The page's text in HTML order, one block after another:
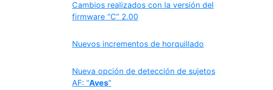
Cambios realizados con la versión del
firmware “C” 2.00
Nuevos incrementos de horquillado
Nueva opción de detección de sujetos
AF: “Aves”